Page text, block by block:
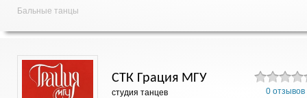
Бальные танцы
СТК Грация МГУ
студия танцев 0 отзывов